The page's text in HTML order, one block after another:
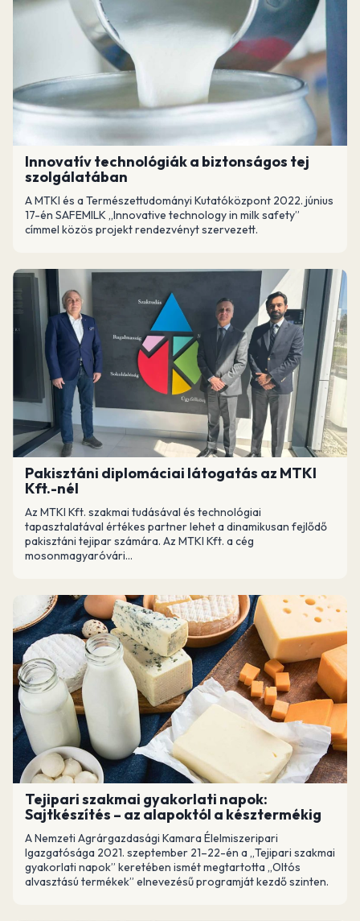
Innovatív technológiák a biztonságos tej
szolgálatában
A MTKI és a Természettudományi Kutatóközpont 2022. június
17-én SAFEMILK „Innovative technology in milk safety”
címmel közös projekt rendezvényt szervezett.
Pakisztáni diplomáciai látogatás az MTKI
Kft.-nél
Az MTKI Kft. szakmai tudásával és technológiai
tapasztalatával értékes partner lehet a dinamikusan fejlődő
pakisztáni tejipar számára. Az MTKI Kft. a cég
mosonmagyaróvári...
Tejipari szakmai gyakorlati napok:
Sajtkészítés – az alapoktól a késztermékig
A Nemzeti Agrárgazdasági Kamara Élelmiszeripari
Igazgatósága 2021. szeptember 21–22-én a „Tejipari szakmai
gyakorlati napok” keretében ismét megtartotta „Oltós
alvasztású termékek” elnevezésű programját kezdő szinten.